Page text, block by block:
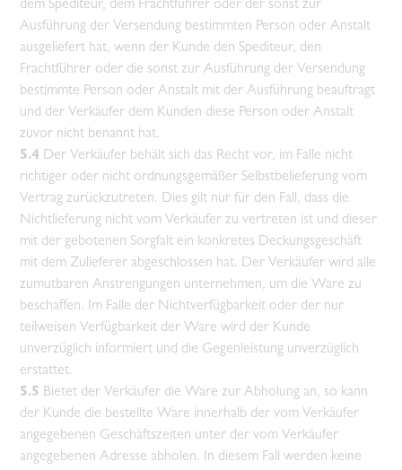
dem Spediteur, dem Frachtführer oder der sonst zur
Ausführung der Versendung bestimmten Person oder Anstalt
ausgeliefert hat, wenn der Kunde den Spediteur, den
Frachtführer oder die sonst zur Ausführung der Versendung
bestimmte Person oder Anstalt mit der Ausführung beauftragt
und der Verkäufer dem Kunden diese Person oder Anstalt
zuvor nicht benannt hat.
5.4 Der Verkäufer behält sich das Recht vor, im Falle nicht
richtiger oder nicht ordnungsgemäßer Selbstbelieferung vom
Vertrag zurückzutreten. Dies gilt nur für den Fall, dass die
Nichtlieferung nicht vom Verkäufer zu vertreten ist und dieser
mit der gebotenen Sorgfalt ein konkretes Deckungsgeschäft
mit dem Zulieferer abgeschlossen hat. Der Verkäufer wird alle
zumutbaren Anstrengungen unternehmen, um die Ware zu
beschaffen. Im Falle der Nichtverfügbarkeit oder der nur
teilweisen Verfügbarkeit der Ware wird der Kunde
unverzüglich informiert und die Gegenleistung unverzüglich
erstattet.
5.5 Bietet der Verkäufer die Ware zur Abholung an, so kann
der Kunde die bestellte Ware innerhalb der vom Verkäufer
angegebenen Geschäftszeiten unter der vom Verkäufer
angegebenen Adresse abholen. In diesem Fall werden keine